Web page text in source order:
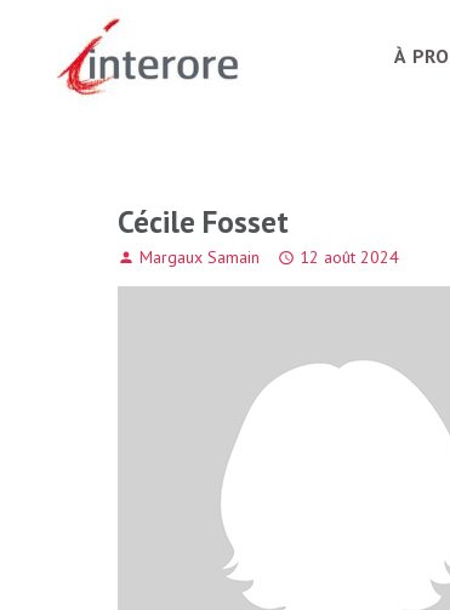
À
Cécile Fosset
Margaux Samain 12 août 2024